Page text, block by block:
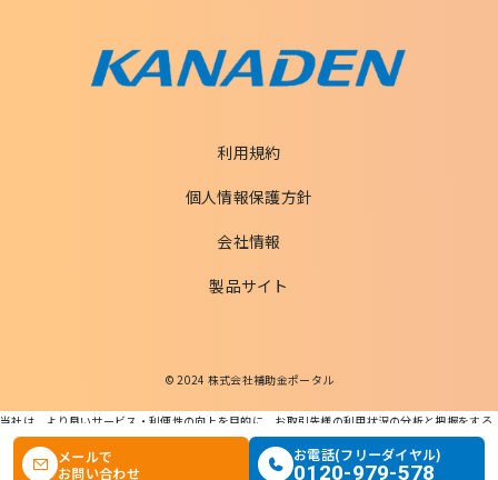
メールで
お問い合わせ
お電話(フリーダイヤル)
0120-979-578
この条件で検索する
利用規約
個人情報保護方針
会社情報
製品サイト
© 2024 株式会社補助金ポータル
当社は、より良いサービス・利便性の向上を目的に、お取引先様の利用状況の分析と把握をする
ためCookieを利用します。
本ウェブサイトを利用することで、Cookieの使用に同意するものとします。